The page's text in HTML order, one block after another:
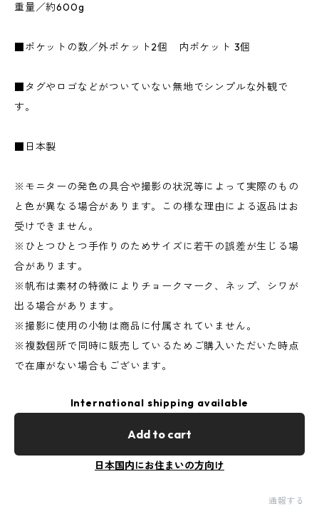
重量／約600g
■ポケットの数／外ポケット2個 内ポケット 3個
■タグやロゴなどがついていない無地でシンプルな外観で
す。
■日本製
※モニターの発色の具合や撮影の状況等によって実際のもの
と色が異なる場合があります。この様な理由による返品はお
受けできません。
※ひとつひとつ手作りのためサイズに若干の誤差が生じる場
合があります。
※帆布は素材の特徴によりチョークマーク、ネップ、シワが
出る場合があります。
※撮影に使用の小物は商品に付属されていません。
※複数個所で同時に販売しているためご購入いただいた時点
で在庫がない場合もございます。
International shipping available
Add to cart
日本国内にお住まいの方向け
通報する